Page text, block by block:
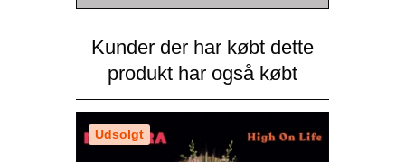
Kunder der har købt dette
produkt har også købt
Udsolgt